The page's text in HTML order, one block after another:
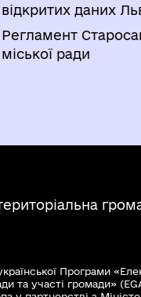
відкритих даних
Регламент
міської ради
Програми
та участі громади»